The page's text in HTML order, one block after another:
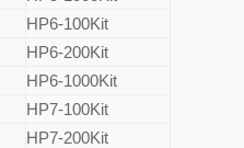
HP6-100Kit
HP6-200Kit
HP6-1000Kit
HP7-100Kit
HP7-200Kit